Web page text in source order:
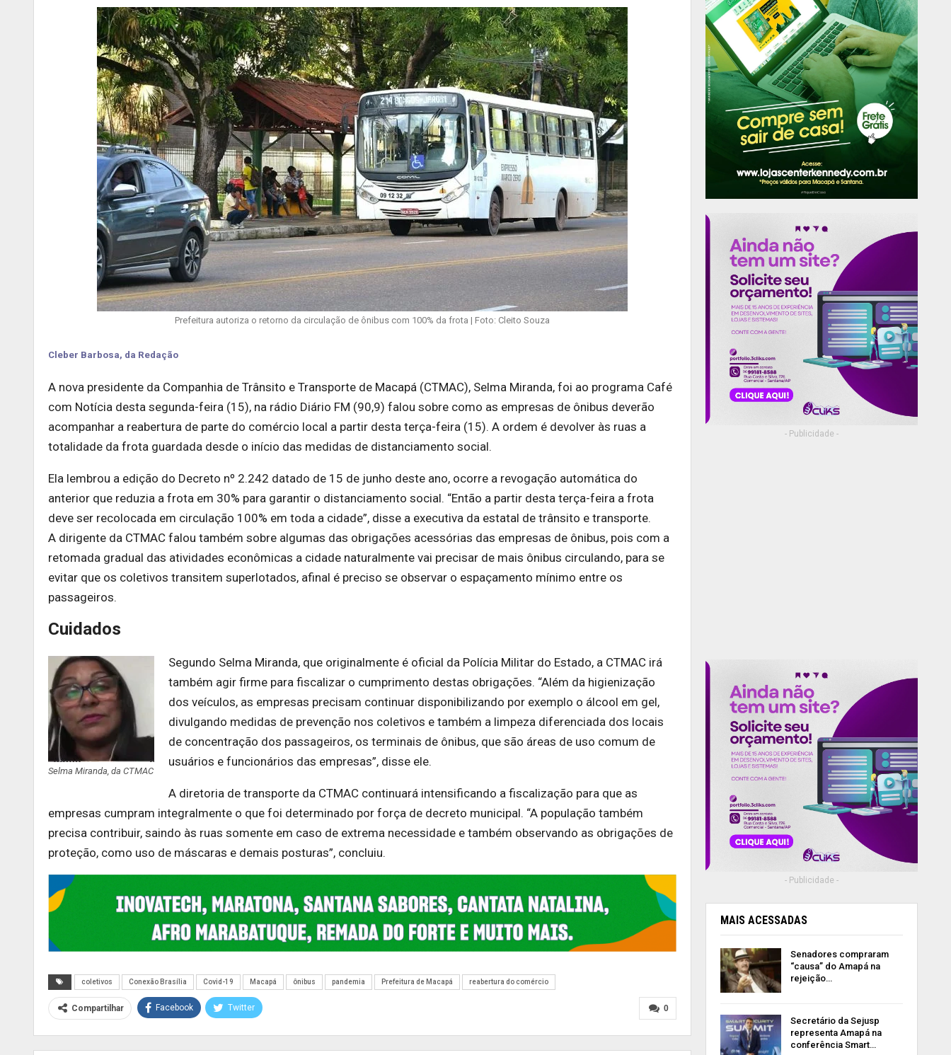
Prefeitura autoriza o retorno da circulação de ônibus com 100% da frota | Foto: Cleito Souza
Cleber Barbosa, da Redação
A nova presidente da Companhia de Trânsito e Transporte de Macapá (CTMAC), Selma Miranda, foi ao programa Café
com Notícia desta segunda-feira (15), na rádio Diário FM (90,9) falou sobre como as empresas de ônibus deverão
acompanhar a reabertura de parte do comércio local a partir desta terça-feira (15). A ordem é devolver às ruas a
totalidade da frota guardada desde o início das medidas de distanciamento social.
Ela lembrou a edição do Decreto nº 2.242 datado de 15 de junho deste ano, ocorre a revogação automática do
anterior que reduzia a frota em 30% para garantir o distanciamento social. “Então a partir desta terça-feira a frota
deve ser recolocada em circulação 100% em toda a cidade”, disse a executiva da estatal de trânsito e transporte.
A dirigente da CTMAC falou também sobre algumas das obrigações acessórias das empresas de ônibus, pois com a
retomada gradual das atividades econômicas a cidade naturalmente vai precisar de mais ônibus circulando, para se
evitar que os coletivos transitem superlotados, afinal é preciso se observar o espaçamento mínimo entre os
passageiros.
Cuidados
Selma Miranda, da CTMAC
Segundo Selma Miranda, que originalmente é oficial da Polícia Militar do Estado, a CTMAC irá
também agir firme para fiscalizar o cumprimento destas obrigações. “Além da higienização
dos veículos, as empresas precisam continuar disponibilizando por exemplo o álcool em gel,
divulgando medidas de prevenção nos coletivos e também a limpeza diferenciada dos locais
de concentração dos passageiros, os terminais de ônibus, que são áreas de uso comum de
usuários e funcionários das empresas”, disse ele.
A diretoria de transporte da CTMAC continuará intensificando a fiscalização para que as
empresas cumpram integralmente o que foi determinado por força de decreto municipal. “A população também
precisa contribuir, saindo às ruas somente em caso de extrema necessidade e também observando as obrigações de
proteção, como uso de máscaras e demais posturas”, concluiu.
coletivos Conexão Brasília Covid-19 Macapá ônibus pandemia Prefeitura de Macapá reabertura do comércio
0
Compartilhar Facebook Twitter
- Publicidade -
- Publicidade -
MAIS ACESSADAS
Senadores compraram
“causa” do Amapá na
rejeição…
Secretário da Sejusp
representa Amapá na
conferência Smart…